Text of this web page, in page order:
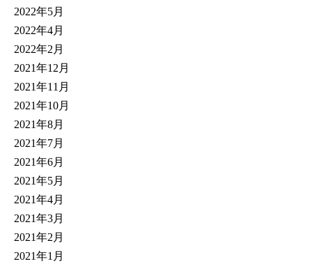
2022年5月
2022年4月
2022年2月
2021年12月
2021年11月
2021年10月
2021年8月
2021年7月
2021年6月
2021年5月
2021年4月
2021年3月
2021年2月
2021年1月